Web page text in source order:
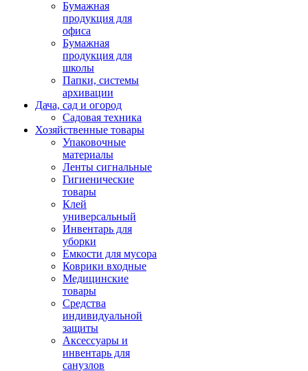
Бумажная
продукция для
офиса
Бумажная
продукция для
школы
Папки, системы
архивации
Дача, сад и огород
Садовая техника
Хозяйственные товары
Упаковочные
материалы
Ленты сигнальные
Гигиенические
товары
Клей
универсальный
Инвентарь для
уборки
Емкости для мусора
Коврики входные
Медицинские
товары
Средства
индивидуальной
защиты
Аксессуары и
инвентарь для
санузлов